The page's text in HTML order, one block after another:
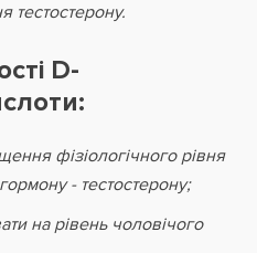
тестостерону.
D-
фізіологічного рівня
- тестостерону;
на рівень чоловічого